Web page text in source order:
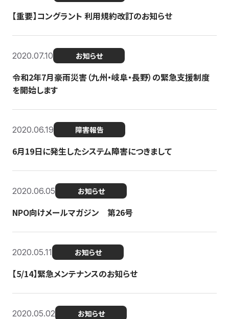
【重要】コングラント 利用規約改訂のお知らせ
2020.07.10 お知らせ
令和2年7月豪雨災害（九州・岐阜・長野）の緊急支援制度
を開始します
2020.06.19 障害報告
6月19日に発生したシステム障害につきまして
2020.06.05 お知らせ
NPO向けメールマガジン 第26号
2020.05.11 お知らせ
【5/14】緊急メンテナンスのお知らせ
2020.05.02 お知らせ